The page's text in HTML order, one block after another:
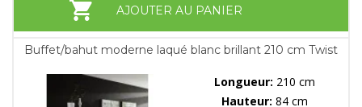
AJOUTER AU PANIER
Buffet/bahut moderne laqué blanc brillant 210 cm Twist
Longueur: 210 cm
Hauteur: 84 cm